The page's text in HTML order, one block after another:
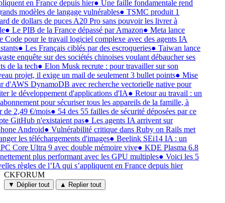
en France depuis hier●Une faille fondamentale rend
modèles de langage vulnérables●TSMC produit 1
de dollars de puces A20 Pro sans pouvoir les livrer à
●Le PIB de la France dépassé par Amazon●Meta lance
Code pour le travail logiciel complexe avec des agents IA
●Les Français ciblés par des escroqueries●Taiwan lance
enquête sur des sociétés chinoises voulant débaucher ses
de la tech●Elon Musk recrute : pour travailler sur son
projet, il exige un mail de seulement 3 bullet points●Mise
d'AWS DynamoDB avec recherche vectorielle native pour
le développement d'applications d'IA●Retour au travail : un
pour sécuriser tous les appareils de la famille, à
de 2,49 €/mois●54 des 55 failles de sécurité déposées par ce
GitHub n'existaient pas●Les agents IA arrivent sur
Android●Vulnérabilité critique dans Ruby on Rails met
les téléchargements d'images●Beelink SEi14 IA : un
Core Ultra 9 avec double mémoire vive●KDE Plasma 6.8
plus performant avec les GPU multiples●Voici les 5
règles de l’IA qui s’appliquent en France depuis hier
CKFORUM
CKFORUM
Forums
▼ Déplier tout ▲ Replier tout